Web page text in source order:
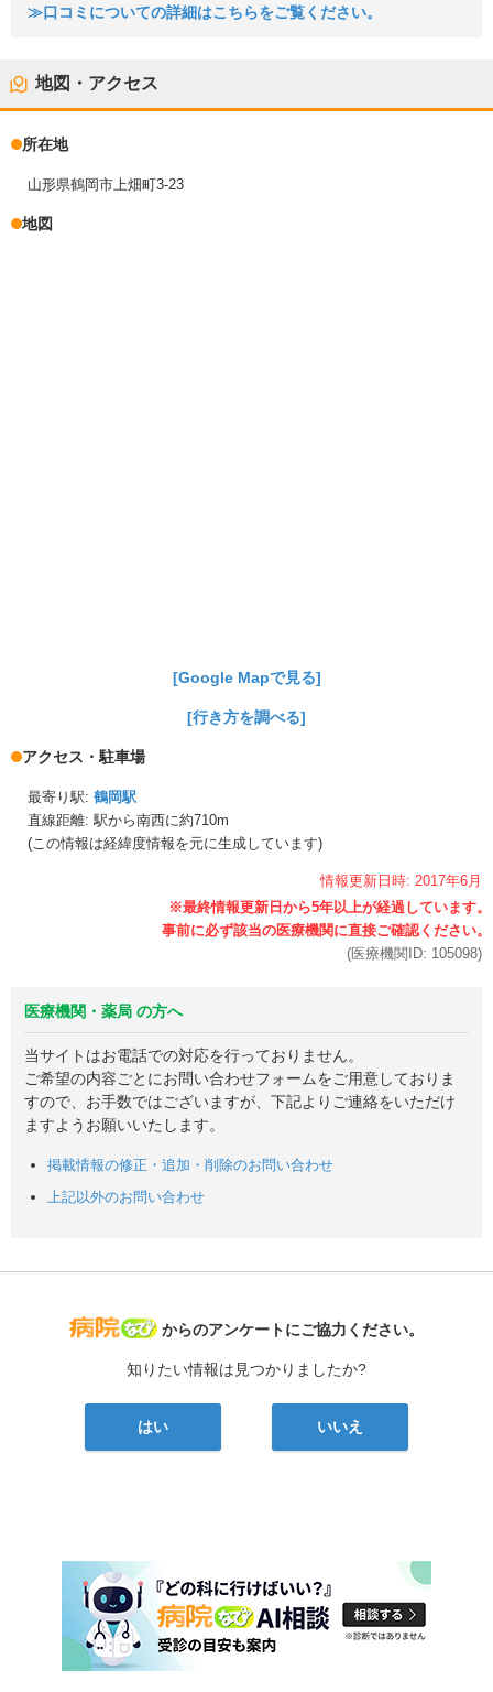
≫口コミについての詳細はこちらをご覧ください。
地図・アクセス
所在地
山形県鶴岡市上畑町3-23
地図
[Google Mapで見る]
[行き方を調べる]
アクセス・駐車場
最寄り駅: 鶴岡駅
直線距離: 駅から南西に約710m
(この情報は経緯度情報を元に生成しています)
情報更新日時: 2017年6月
(医療機関ID: 105098)
医療機関・薬局 の方へ
当サイトはお電話での対応を行っておりません。
ご希望の内容ごとにお問い合わせフォームをご用意しておりま
すので、お手数ではございますが、下記よりご連絡をいただけ
ますようお願いいたします。
掲載情報の修正・追加・削除のお問い合わせ
上記以外のお問い合わせ
病院なび
からのアンケートにご協力ください。
知りたい情報は見つかりましたか?
はい いいえ